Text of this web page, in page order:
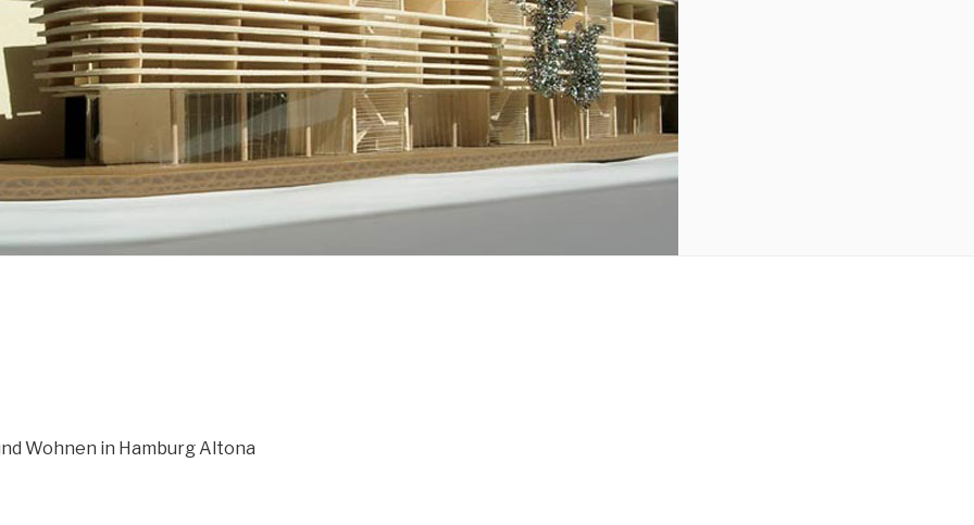
Wohnen in Hamburg Altona